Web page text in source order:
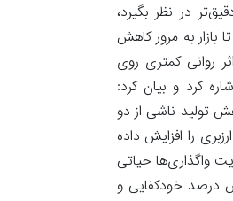
در نظر بگیرد،
بازار به مرور کاهش
2 تا 5 درصدی قیمت‌ها هر سه ماه، اثر روانی کمتری روی
کرد و بیان کرد:
کاهش تولید ناشی از دو
را افزایش داده
واگذاری‌ها حیاتی
درصد خودکفایی و